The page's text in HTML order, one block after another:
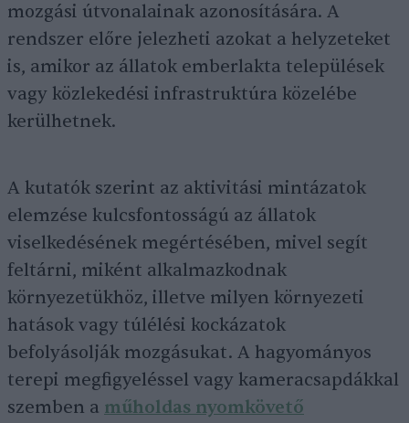
mozgási útvonalainak azonosítására. A
rendszer előre jelezheti azokat a helyzeteket
is, amikor az állatok emberlakta települések
vagy közlekedési infrastruktúra közelébe
kerülhetnek.
A kutatók szerint az aktivitási mintázatok
elemzése kulcsfontosságú az állatok
viselkedésének megértésében, mivel segít
feltárni, miként alkalmazkodnak
környezetükhöz, illetve milyen környezeti
hatások vagy túlélési kockázatok
befolyásolják mozgásukat. A hagyományos
terepi megfigyeléssel vagy kameracsapdákkal
szemben a műholdas nyomkövető